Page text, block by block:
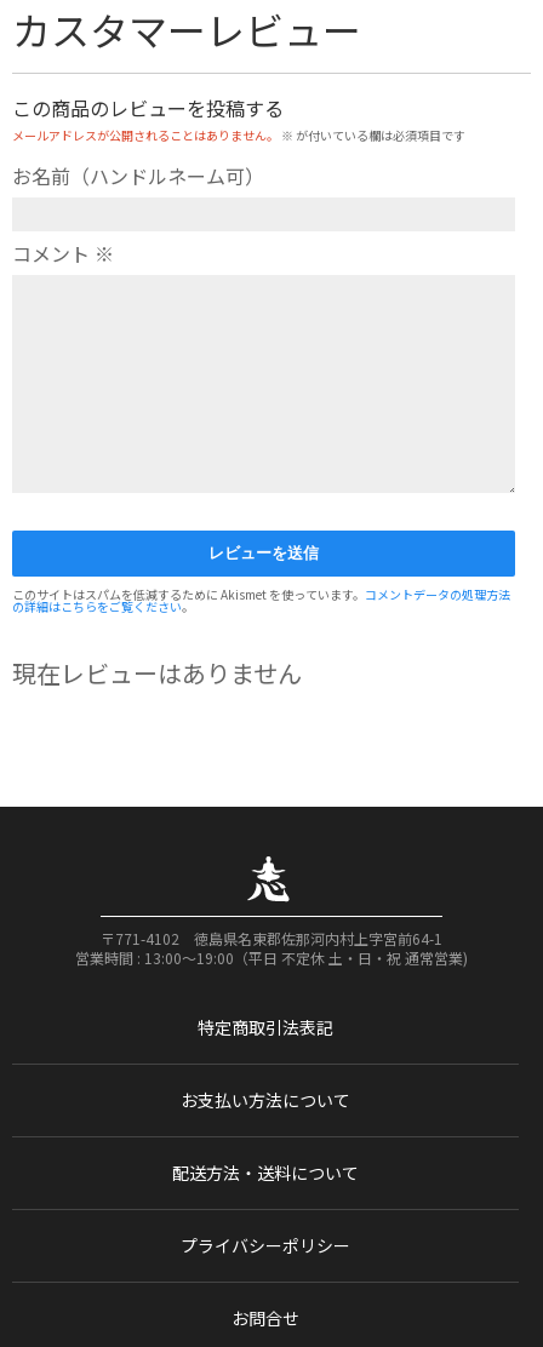
カスタマーレビュー
この商品のレビューを投稿する
メールアドレスが公開されることはありません。 ※ が付いている欄は必須項目です
お名前（ハンドルネーム可）
コメント ※
このサイトはスパムを低減するために Akismet を使っています。 コメントデータの処理方法
の詳細はこちらをご覧ください。
現在レビューはありません
〒771-4102 徳島県名東郡佐那河内村上字宮前64-1
営業時間 : 13:00〜19:00（平日 不定休 土・日・祝 通常営業)
特定商取引法表記
お支払い方法について
配送方法・送料について
プライバシーポリシー
お問合せ